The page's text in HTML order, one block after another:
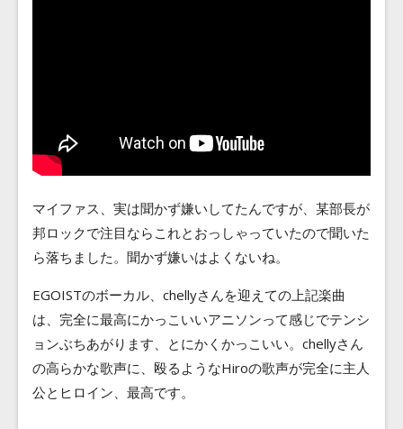
マイファス、実は聞かず嫌いしてたんですが、某部長が
邦ロックで注目ならこれとおっしゃっていたので聞いた
ら落ちました。聞かず嫌いはよくないね。
EGOISTのボーカル、chellyさんを迎えての上記楽曲
は、完全に最高にかっこいいアニソンって感じでテンシ
ョンぶちあがります、とにかくかっこいい。chellyさん
の高らかな歌声に、殴るようなHiroの歌声が完全に主人
公とヒロイン、最高です。